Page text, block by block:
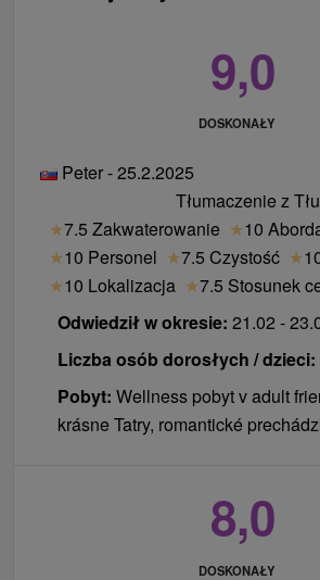
możliwe tylko w Apartamencie
Maksymalna liczba
apartamencie typu superior to 1.
Dodatkowe łóżko w pokoju
możliwe.
Łóżeczka dziecięce nie są
Zwierzęta:
Zakwaterowanie ze
9,0
DOSKONAŁY
Peter - 25.2.2025
Tłumaczenie z
★7.5 Zakwaterowanie ★10
★10 Personel ★7.5 Czystość ★
★10 Lokalizacja ★7.5 Stosunek
Odwiedził w okresie: 21.02 -
Liczba osób dorosłych / dzieci:
Pobyt: Wellness pobyt v adult
krásne Tatry, romantické
8,0
DOSKONAŁY